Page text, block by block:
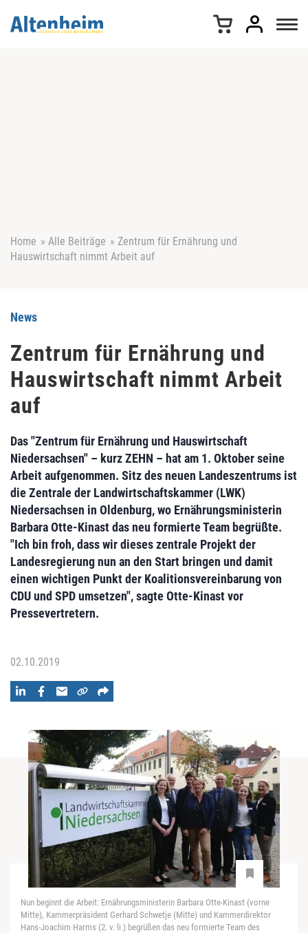
Home » Alle Beiträge » Zentrum für Ernährung und
Hauswirtschaft nimmt Arbeit auf
News
Zentrum für Ernährung und
Hauswirtschaft nimmt Arbeit
auf
Das "Zentrum für Ernährung und Hauswirtschaft
Niedersachsen" – kurz ZEHN – hat am 1. Oktober seine
Arbeit aufgenommen. Sitz des neuen Landeszentrums ist
die Zentrale der Landwirtschaftskammer (LWK)
Niedersachsen in Oldenburg, wo Ernährungsministerin
Barbara Otte-Kinast das neu formierte Team begrüßte.
"Ich bin froh, dass wir dieses zentrale Projekt der
Landesregierung nun an den Start bringen und damit
einen wichtigen Punkt der Koalitionsvereinbarung von
CDU und SPD umsetzen", sagte Otte-Kinast vor
Pressevertretern.
02.10.2019
Nun beginnt die Arbeit: Ernährungsministerin Barbara Otte-Kinast (vorne
Mitte), Kammerpräsident Gerhard Schwetje (Mitte) und Kammerdirektor
Hans-Joachim Harms (2. v. li.) begrüßen das neu formierte Team des